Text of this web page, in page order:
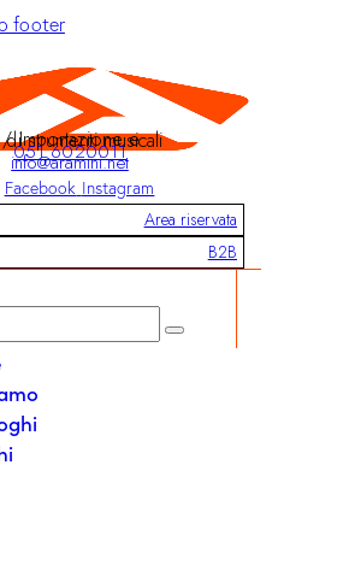
footer
e distribuzione di strumenti musicali
051 6020011
info@aramini.net
Facebook Instagram
Area riservata
B2B